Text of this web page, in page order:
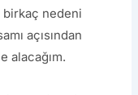
nedeni
açısından
alacağım.